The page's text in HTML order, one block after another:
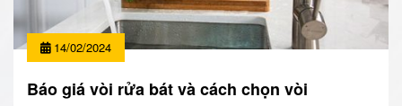
14/02/2024
Báo giá vòi rửa bát và cách chọn vòi